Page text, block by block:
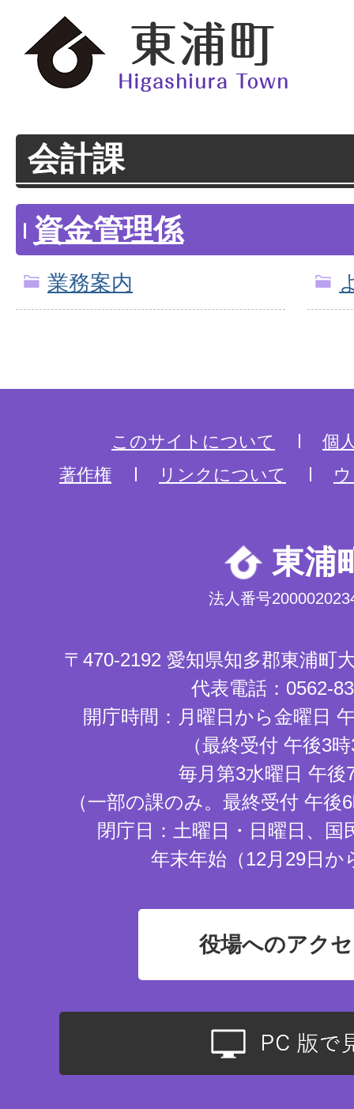
会計課
資金管理係
業務案内
このサイトについて
個
著作権
リンクについて
東浦
法人番号
〒470-2192 愛知県知多郡東浦町
代表電話：0562-
開庁時間：月曜日から金曜日
（最終受付 午後3
毎月第3水曜日 午後
（一部の課のみ。最終受付 午
閉庁日：土曜日・日曜日、国
年末年始（12月29日か
役場へのアク